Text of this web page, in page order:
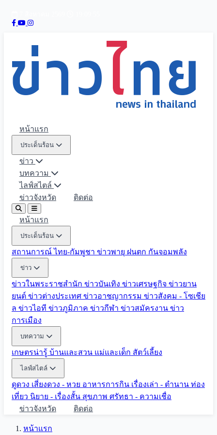
หน้าแรก
ประเด็นร้อน
ข่าว
บทความ
ไลฟ์สไตล์
ข่าวจังหวัด
ติดต่อ
หน้าแรก
ประเด็นร้อน
สถานการณ์ ไทย-กัมพูชา ข่าวพายุ ฝนตก กันจอมพลัง
ข่าว
ข่าวในพระราชสำนัก ข่าวบันเทิง ข่าวเศรษฐกิจ ข่าวยาน
ยนต์ ข่าวต่างประเทศ ข่าวอาชญากรรม ข่าวสังคม - โซเชีย
ล ข่าวไอที ข่าวภูมิภาค ข่าวกีฬา ข่าวสมัครงาน ข่าว
การเมือง
บทความ
เกษตรน่ารู้ บ้านและสวน แม่และเด็ก สัตว์เลี้ยง
ไลฟ์สไตล์
ดูดวง เสี่ยงดวง - หวย อาหารการกิน เรื่องเล่า - ตำนาน ท่อง
เที่ยว นิยาย - เรื่องสั้น สุขภาพ ศรัทธา - ความเชื่อ
ข่าวจังหวัด
ติดต่อ
หน้าแรก